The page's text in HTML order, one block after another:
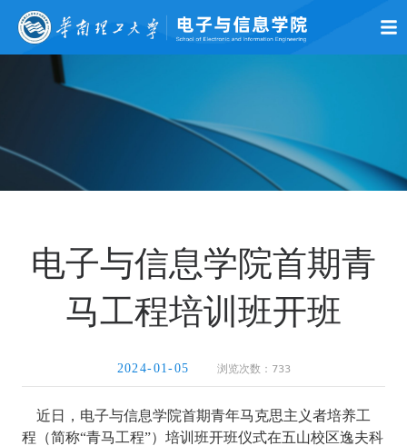
学院概况
电子与信息学院首期青
马工程培训班开班
2024-01-05 浏览次数： 733
近日，电子与信息学院首期青年马克思主义者培养工
程（简称“青马工程”）培训班开班仪式在五山校区逸夫科